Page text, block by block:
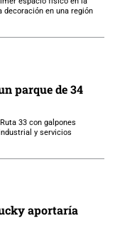
decoración en una región
parque de 34
33 con galpones
y servicios
aportaría